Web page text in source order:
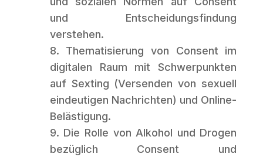
und Entscheidungsfindung
verstehen.
Thematisierung von Consent im
digitalen Raum mit Schwerpunkten
auf Sexting (Versenden von sexuell
eindeutigen Nachrichten) und Online-
Belästigung.
Die Rolle von Alkohol und Drogen
bezüglich Consent und